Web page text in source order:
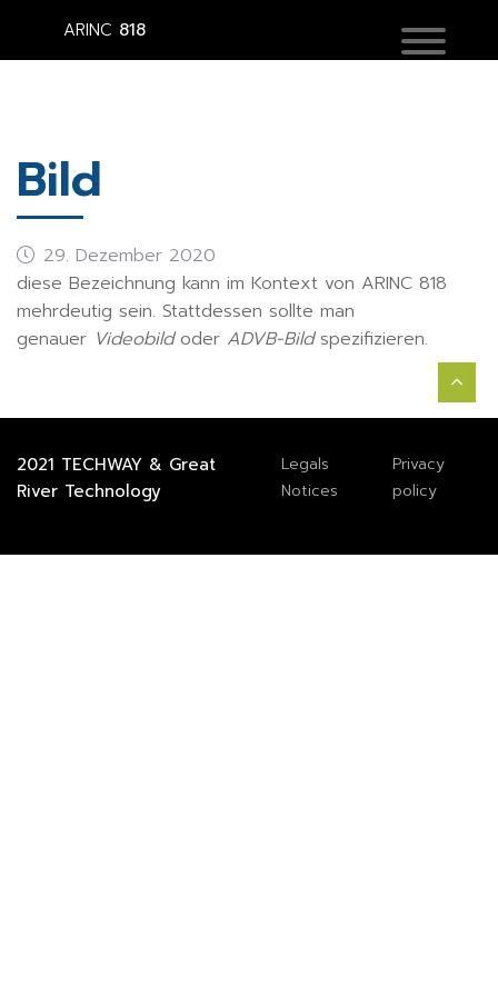
ARINC 818
Bild
29. Dezember 2020
diese Bezeichnung kann im Kontext von ARINC 818
mehrdeutig sein. Stattdessen sollte man
genauer Videobildoder ADVB-Bildspezifizieren.
2021 TECHWAY & Great
River Technology
Legals
Notices
Privacy
policy